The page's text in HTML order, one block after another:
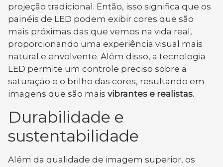
projeção tradicional. Então, isso significa que os
painéis de LED podem exibir cores que são
mais próximas das que vemos na vida real,
proporcionando uma experiência visual mais
natural e envolvente. Além disso, a tecnologia
LED permite um controle preciso sobre a
saturação e o brilho das cores, resultando em
imagens que são mais vibrantes e realistas.
Durabilidade e
sustentabilidade
Além da qualidade de imagem superior, os